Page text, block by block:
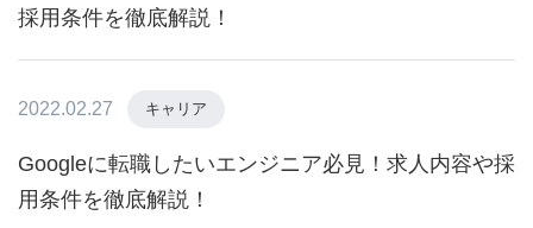
採用条件を徹底解説！
2022.02.27 キャリア
Googleに転職したいエンジニア必見！求人内容や採
用条件を徹底解説！